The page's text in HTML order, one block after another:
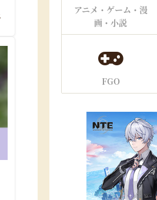
アニメ・ゲーム・漫
画・小説
FGO